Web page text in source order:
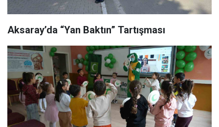
Aksaray’da “Yan Baktın” Tartışması